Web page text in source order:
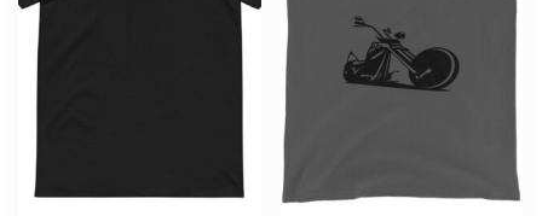
Le
opzioni
possono
essere
nella
pagina
Le
opzioni
possono
scelte
pagina